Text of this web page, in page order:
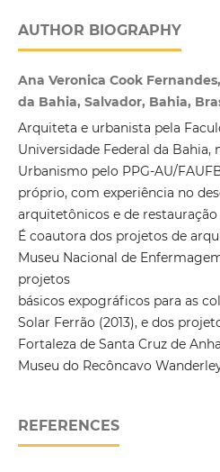
AUTHOR BIOGRAPHY
Ana Veronica Cook
da Bahia, Salvador, Bahia,
Arquiteta e urbanista pela
Universidade Federal da
Urbanismo pelo PPG-AU/
próprio, com experiência no
arquitetônicos e de
É coautora dos projetos de
Museu Nacional de
projetos
básicos expográficos para as
Solar Ferrão (2013), e dos
Fortaleza de Santa Cruz de
Museu do Recôncavo
REFERENCES